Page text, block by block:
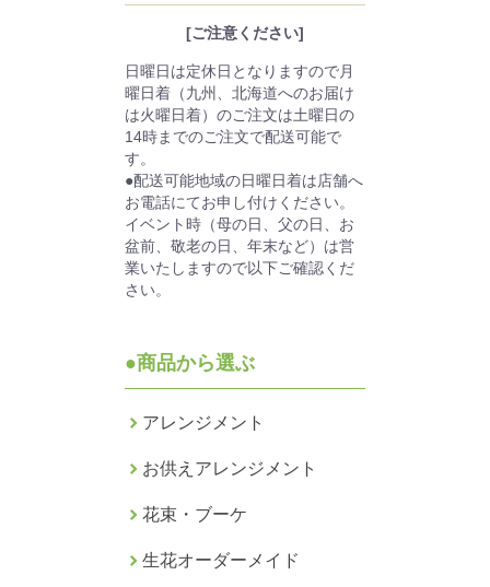
[ご注意ください]
日曜日は定休日となりますので月
曜日着（九州、北海道へのお届け
は火曜日着）のご注文は土曜日の
14時までのご注文で配送可能で
す。
●配送可能地域の日曜日着は店舗へ
お電話にてお申し付けください。
イベント時（母の日、父の日、お
盆前、敬老の日、年末など）は営
業いたしますので以下ご確認くだ
さい。
●商品から選ぶ
アレンジメント
お供えアレンジメント
花束・ブーケ
生花オーダーメイド